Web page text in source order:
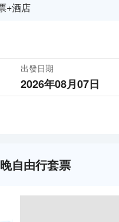
+酒店
出發日期
2026年08月07日
自由行套票